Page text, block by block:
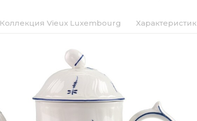
Коллекция Vieux Luxembourg